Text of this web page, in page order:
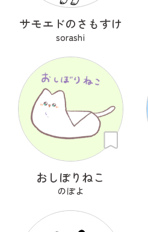
サモエドのさもすけ
sorashi
おしぼりねこ
のぽよ